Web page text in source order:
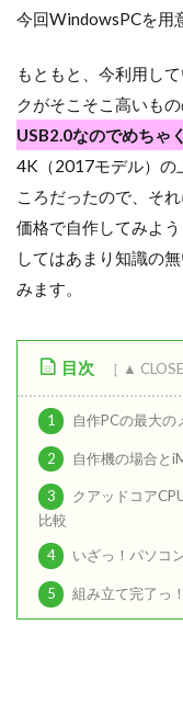
今回WindowsPCを用
もともと、今利用して
クがそこそこ高いも
USB2.0なのでめちゃ
4K（2017モデル）の
ころだったので、そ
価格で自作してみよ
してはあまり知識の
みます。
目次
1 自作PCの最大の
2 自作機の場合と
3
クアッドコア
比較
4
いざっ！パソコ
5 組み立て完了っ